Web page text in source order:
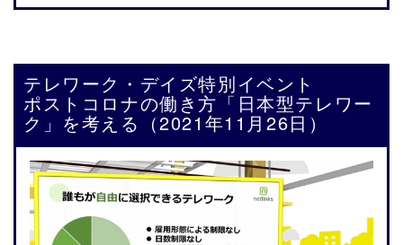
テレワーク・デイズ特別イベント
ポストコロナの働き方「日本型テレワー
ク」を考える（2021年11月26日）